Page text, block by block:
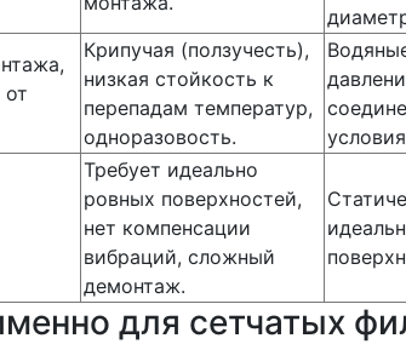
Крипучая (ползучесть),
низкая стойкость к
перепадам температур,
одноразовость.
Требует идеально
ровных поверхностей,
нет компенсации
вибраций, сложный
демонтаж.
для сетчатых